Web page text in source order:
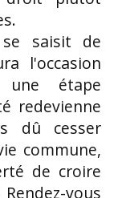
se saisit de
l'occasion
étape
redevienne
dû cesser
commune,
de croire
vous